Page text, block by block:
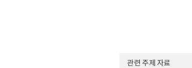
관련 주제 자료